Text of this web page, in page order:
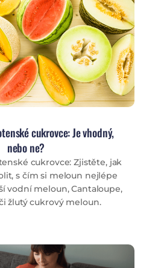
cukrovce: Je vhodný,
nebo ne?
cukrovce: Zjistěte, jak
s čím si meloun nejlépe
vodní meloun, Cantaloupe,
žlutý cukrový meloun.